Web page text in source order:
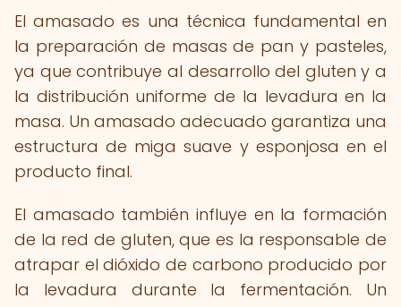
El amasado es una técnica fundamental en
la preparación de masas de pan y pasteles,
ya que contribuye al desarrollo del gluten y a
la distribución uniforme de la levadura en la
masa. Un amasado adecuado garantiza una
estructura de miga suave y esponjosa en el
producto final.
El amasado también influye en la formación
de la red de gluten, que es la responsable de
atrapar el dióxido de carbono producido por
la levadura durante la fermentación. Un